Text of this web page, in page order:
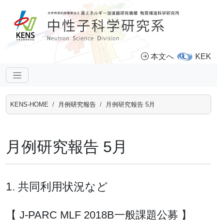
本文へ KEK
KENS-HOME 月例研究報告 月例研究報告 5月
月例研究報告 5月
1. 共同利用状況など
【 J-PARC MLF 2018B一般課題公募 】